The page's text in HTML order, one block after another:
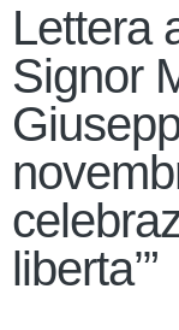
Lettera
Signor
liberta’”